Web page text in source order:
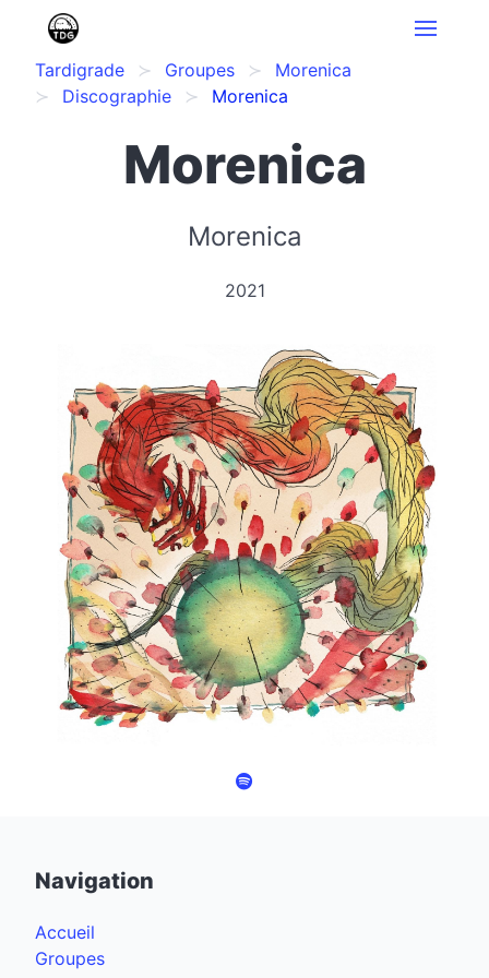
Tardigrade Groupes
Morenica
Discographie
Morenica
Morenica
Morenica
2021
Navigation
Accueil
Groupes